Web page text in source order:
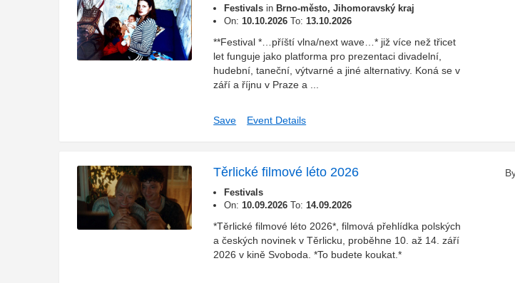
Festivals in Brno-město, Jihomoravský kraj
On:10.10.2026 To:13.10.2026
**Festival *…příští vlna/next wave…* již více než třicet
let funguje jako platforma pro prezentaci divadelní,
hudební, taneční, výtvarné a jiné alternativy. Koná se v
září a říjnu v Praze a ...
Save Event Details
Těrlické filmové léto 2026
Festivals
On:10.09.2026 To:14.09.2026
*Těrlické filmové léto 2026*, filmová přehlídka polských
a českých novinek v Těrlicku, proběhne 10. až 14. září
2026 v kině Svoboda. *To budete koukat.*